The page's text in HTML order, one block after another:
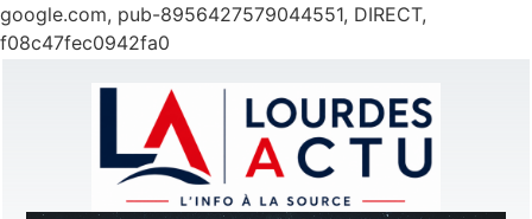
google.com, pub-8956427579044551, DIRECT,
f08c47fec0942fa0